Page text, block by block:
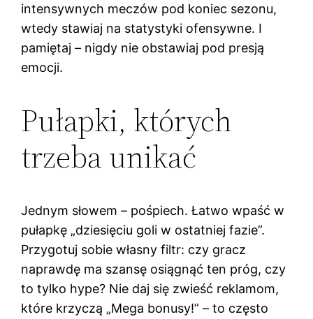
intensywnych meczów pod koniec sezonu,
wtedy stawiaj na statystyki ofensywne. I
pamiętaj – nigdy nie obstawiaj pod presją
emocji.
Pułapki, których
trzeba unikać
Jednym słowem – pośpiech. Łatwo wpaść w
pułapkę „dziesięciu goli w ostatniej fazie”.
Przygotuj sobie własny filtr: czy gracz
naprawdę ma szansę osiągnąć ten próg, czy
to tylko hype? Nie daj się zwieść reklamom,
które krzyczą „Mega bonusy!” – to często